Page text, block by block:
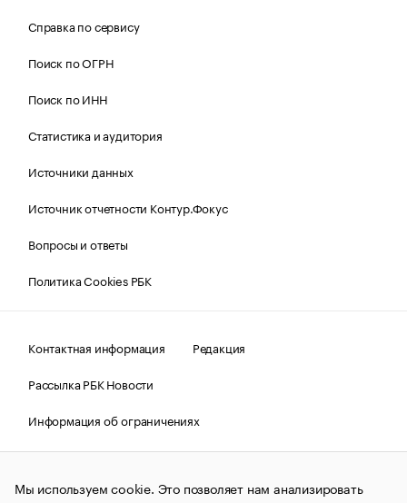
Справка по сервису
Поиск по ОГРН
Поиск по ИНН
Статистика и аудитория
Источники данных
Источник отчетности Контур.Фокус
Вопросы и ответы
Политика Cookies РБК
Контактная информация
Редакция
Рассылка РБК Новости
Информация об ограничениях
Правовая информация
О соблюдении авторских прав
© АО «РОСБИЗНЕСКОНСАЛТИНГ»,1995–2026.Сообщения
Мы используем cookie. Это позволяет нам анализировать